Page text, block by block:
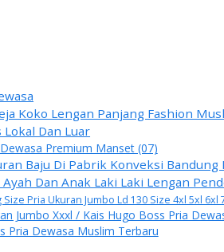
Koko Lengan Panjang Fashion
Dan Luar
Premium Manset (07)
Baju Di Pabrik Konveksi Bandung
Dan Anak Laki Laki Lengan
Size Pria Ukuran Jumbo Ld 130 Size 4xl 5xl
Jumbo Xxxl / Kais Hugo Boss Pria
Pria Dewasa Muslim Terbaru